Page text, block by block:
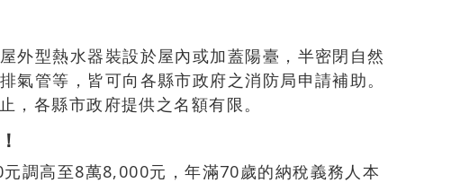
外型熱水器裝設於屋內或加蓋陽臺，半密閉自然
氣管等，皆可向各縣市政府之消防局申請補助。
，各縣市政府提供之名額有限。
調高至8萬8,000元，年滿70歲的納稅義務人本